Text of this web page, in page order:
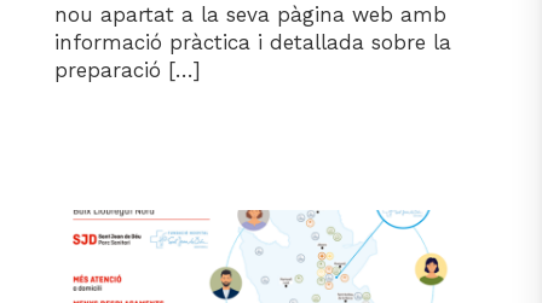
nou apartat a la seva pàgina web amb
informació pràctica i detallada sobre la
preparació […]